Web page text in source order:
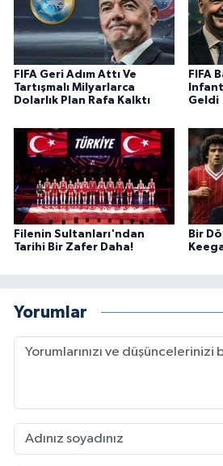
FIFA Geri Adım Attı Ve
Tartışmalı Milyarlarca
Dolarlık Plan Rafa Kalktı
FIFA
Geldi
Filenin Sultanları'ndan
Tarihi Bir Zafer Daha!
Bir
Yorumlar